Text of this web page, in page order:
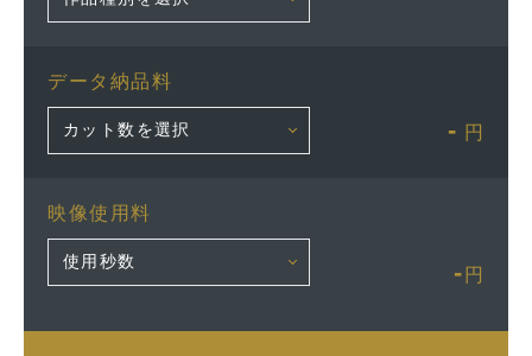
データ納品料
- 円
映像使用料
- 円